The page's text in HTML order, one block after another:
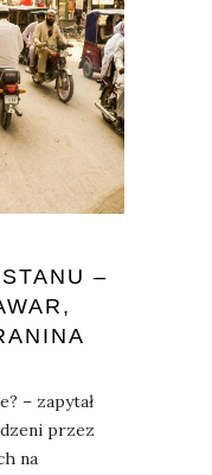
–
– zapytał
przez
na